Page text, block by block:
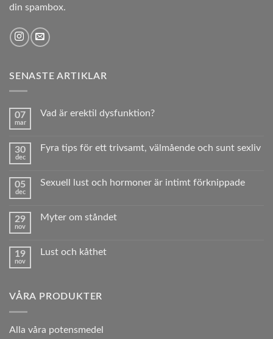
din spambox.
SENASTE ARTIKLAR
07
mar
Vad är erektil dysfunktion?
Vad
30
dec
Fyra tips för ett trivsamt, välmående och sunt sexliv
Fyra
trivsamt,
välmående
05
dec
Sexuell lust och hormoner är intimt förknippade
Sexuell
29
nov
Myter om ståndet
Myter
19
nov
Lust och kåthet
och
VÅRA PRODUKTER
A lla våra potensmedel